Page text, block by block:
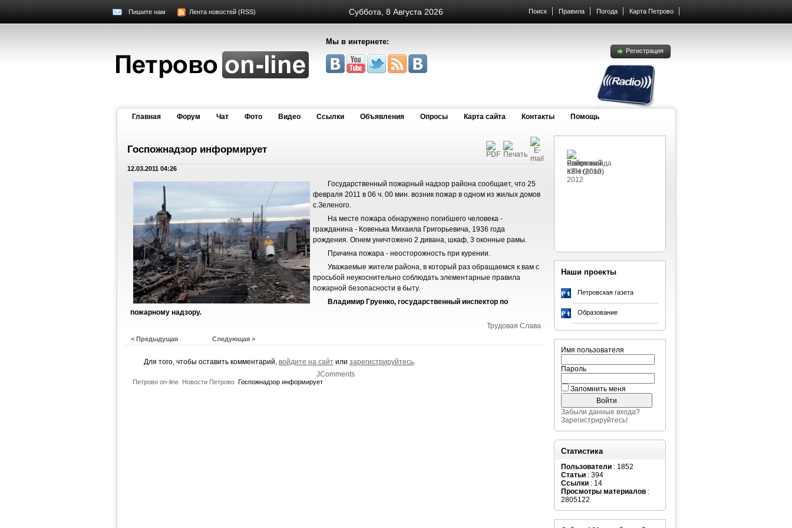
Суббота, 8 Августа 2026
Пишите нам Лента новостей (RSS) Поиск Правила Погода Карта Петрово
Мы в интернете:
Регистрация
Главная Форум Чат Фото Видео Cсылки Объявления Опросы Карта сайта Контакты Помощь
Госпожнадзор информирует
12.03.2011 04:26
Государственный пожарный надзор района сообщает, что 25
февраля 2011 в 06 ч. 00 мин. возник пожар в одном из жилых домов
с.Зеленого.
На месте пожара обнаружено погибшего человека -
гражданина - Ковенька Михаила Григорьевича, 1936 года
рождения. Огнем уничтожено 2 дивана, шкаф, 3 оконные рамы.
Причина пожара - неосторожность при курении.
Уважаемые жители района, в который раз обращаемся к вам с
просьбой неукоснительно соблюдать элементарные правила
пожарной безопасности в быту.
Владимир Груенко, государственный инспектор по
пожарному надзору.
Трудовая Слава
< Предыдущая Следующая >
Для того, чтобы оставить комментарий, войдите на сайт или зарегистрируйтесь.
JComments
Петрово on-line Новости Петрово Госпожнадзор информирует
Наши проекты
Петровская газета
Образование
Имя пользователя
Пароль
Запомнить меня
Забыли данные входа?
Зарегистрируйтесь!
Статистика
Пользователи : 1852
Статьи : 394
Ссылки : 14
Просмотры материалов :
2805122